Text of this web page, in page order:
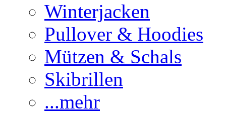
Winterjacken
Pullover & Hoodies
Mützen & Schals
Skibrillen
...mehr